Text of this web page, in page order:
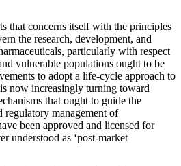
that concerns itself with the principles
the research, development, and
particularly with respect
vulnerable populations ought to be
to adopt a life-cycle approach to
now increasingly turning toward
that ought to guide the
regulatory management of
been approved and licensed for
understood as ‘post-market